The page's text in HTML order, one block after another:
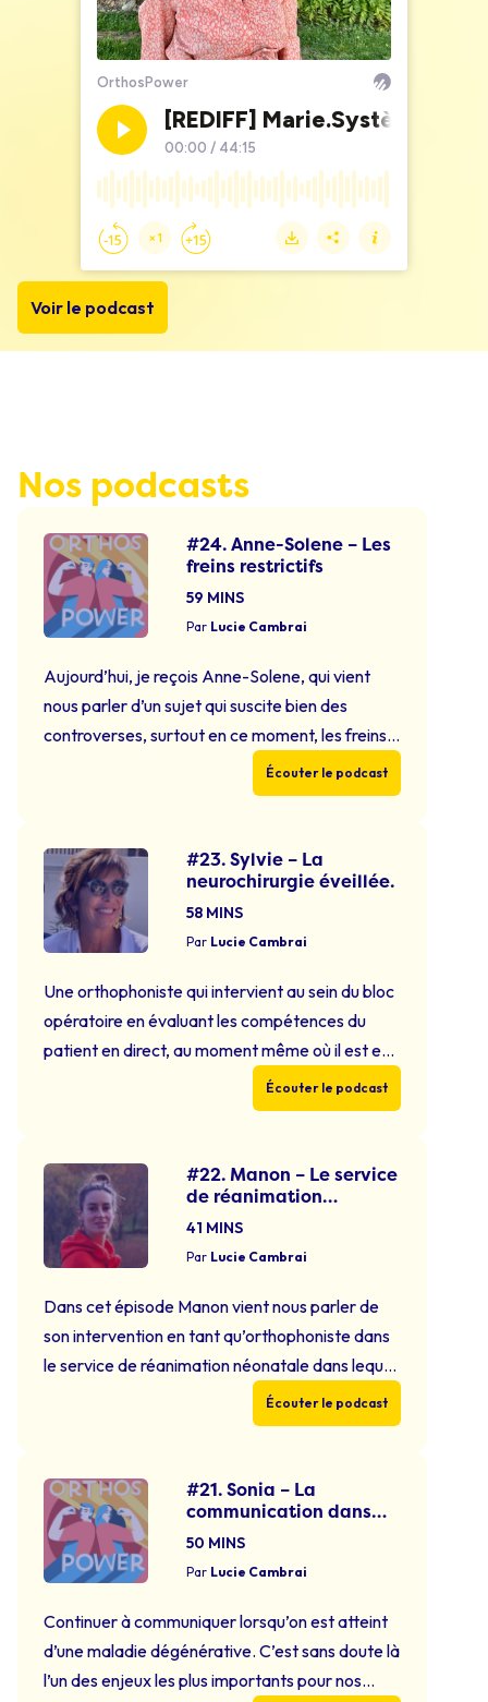
Voir le podcast
Nos podcasts
#24. Anne-Solene – Les
freins restrictifs
59 MINS
Par Lucie Cambrai
Aujourd’hui, je reçois Anne-Solene, qui vient
nous parler d’un sujet qui suscite bien des
controverses, surtout en ce moment, les freins
resrictifs. Pourquoi déchaînent-ils autant de
passions ? Quel est leur impact au niveau
qu’ortho, dans cette prise en soin
pluridisciplinaire ? Voilà toutes les questions
auxquelles …
Continued
Écouter le podcast
#23. Sylvie – La
neurochirurgie éveillée.
58 MINS
Par Lucie Cambrai
Une orthophoniste qui intervient au sein du bloc
opératoire en évaluant les compétences du
patient en direct, au moment même où il est en
train de se faire opérer du cerveau, c’est le
quotidien de Sylvie, qui vient nous parler dans
verrons que ses prises en soins suivent un …
Continued
Écouter le podcast
#22. Manon – Le service
de réanimation
néonatale
41 MINS
Par Lucie Cambrai
Dans cet épisode Manon vient nous parler de
son intervention en tant qu’orthophoniste dans
le service de réanimation néonatale dans lequel
elle exerce. Les maîtres-mots de cette
interview seront sans aucun doute l’écoute du
adaptation de l’équipe pluridisciplinaire à ses
besoins, en tant que prématuré. Références
bibliographiques citées …Continued
Écouter le podcast
#21. Sonia – La
communication dans
les maladies
neurodégénératives.
50 MINS
Par Lucie Cambrai
Continuer à communiquer lorsqu’on est atteint
d’une maladie dégénérative. C’est sans doute là
l’un des enjeux les plus importants pour nos